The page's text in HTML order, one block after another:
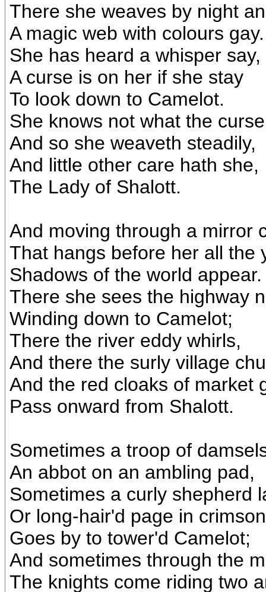
There she weaves by night
A magic web with colours gay.
She has heard a whisper say,
A curse is on her if she stay
To look down to Camelot.
She knows not what the
And so she weaveth steadily,
And little other care hath she,
The Lady of Shalott.
And moving through a mirror
That hangs before her all the
Shadows of the world appear.
There she sees the highway
Winding down to Camelot;
There the river eddy whirls,
And there the surly village
And the red cloaks of market
Pass onward from Shalott.
Sometimes a troop of
An abbot on an ambling pad,
Sometimes a curly shepherd
Or long-hair'd page in
Goes by to tower'd Camelot;
And sometimes through the
The knights come riding two